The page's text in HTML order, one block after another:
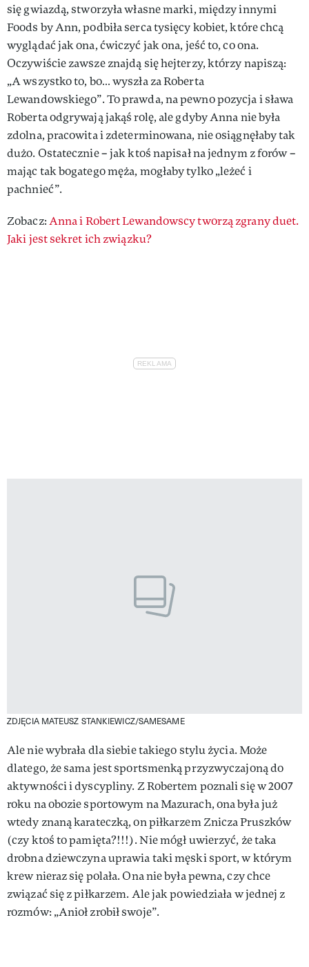
się gwiazdą, stworzyła własne marki, między innymi
Foods by Ann, podbiła serca tysięcy kobiet, które chcą
wyglądać jak ona, ćwiczyć jak ona, jeść to, co ona.
Oczywiście zawsze znajdą się hejterzy, którzy napiszą:
„A wszystko to, bo… wyszła za Roberta
Lewandowskiego”. To prawda, na pewno pozycja i sława
Roberta odgrywają jakąś rolę, ale gdyby Anna nie była
zdolna, pracowita i zdeterminowana, nie osiągnęłaby tak
dużo. Ostatecznie – jak ktoś napisał na jednym z forów –
mając tak bogatego męża, mogłaby tylko „leżeć i
pachnieć”.
Zobacz:Anna i Robert Lewandowscy tworzą zgrany duet.
Jaki jest sekret ich związku?
ZDJĘCIA MATEUSZ STANKIEWICZ/SAMESAME
Ale nie wybrała dla siebie takiego stylu życia. Może
dlatego, że sama jest sportsmenką przyzwyczajoną do
aktywności i dyscypliny. Z Robertem poznali się w 2007
roku na obozie sportowym na Mazurach, ona była już
wtedy znaną karateczką, on piłkarzem Znicza Pruszków
(czy ktoś to pamięta?!!!). Nie mógł uwierzyć, że taka
drobna dziewczyna uprawia taki męski sport, w którym
krew nieraz się polała. Ona nie była pewna, czy chce
związać się z piłkarzem. Ale jak powiedziała w jednej z
rozmów: „Anioł zrobił swoje”.